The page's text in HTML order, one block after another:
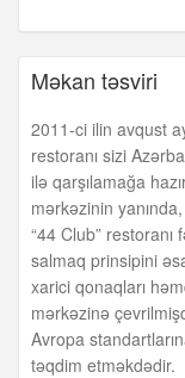
Məkan təsviri
2011-ci ilin avqust
restoranı sizi
ilə qarşılamağa
mərkəzinin
“44 Club”
salmaq prinsipini
xarici qonaqları
mərkəzinə
Avropa
təqdim etməkdədir.